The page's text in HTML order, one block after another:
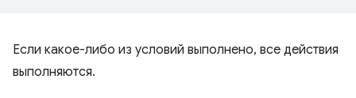
Если какое-либо из условий выполнено, все действия
выполняются.